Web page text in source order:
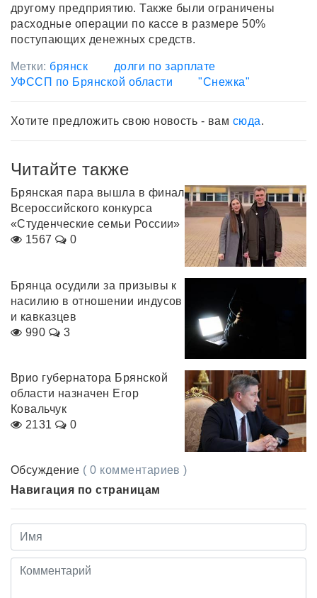
другому предприятию. Также были ограничены
расходные операции по кассе в размере 50%
поступающих денежных средств.
Метки: брянск
долги по зарплате
УФССП по Брянской области
"Снежка"
Хотите предложить свою новость - вам сюда.
Читайте также
Брянская пара вышла в финал
Всероссийского конкурса
«Студенческие семьи России»
1567
0
Брянца осудили за призывы к
насилию в отношении индусов
и кавказцев
990
3
Врио губернатора Брянской
области назначен Егор
Ковальчук
2131
0
Обсуждение ( 0 комментариев )
Навигация по страницам